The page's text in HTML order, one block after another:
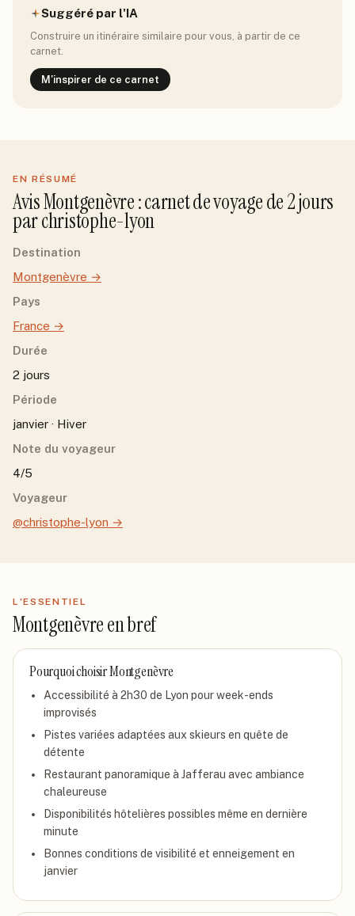
Suggéré par l'IA
Construire un itinéraire similaire pour vous, à partir de ce
carnet.
M'inspirer de ce carnet
EN RÉSUMÉ
AvisMontgenèvre: carnet de voyage de2jours
parchristophe-lyon
Destination
Montgenèvre →
Pays
France →
Durée
2 jours
Période
janvier · Hiver
Note du voyageur
4/5
Voyageur
@christophe-lyon →
L'ESSENTIEL
Montgenèvreen bref
Pourquoi choisirMontgenèvre
Accessibilité à 2h30 de Lyon pour week-ends
improvisés
Pistes variées adaptées aux skieurs en quête de
détente
Restaurant panoramique à Jafferau avec ambiance
chaleureuse
Disponibilités hôtelières possibles même en dernière
minute
Bonnes conditions de visibilité et enneigement en
janvier